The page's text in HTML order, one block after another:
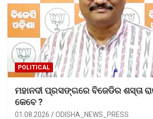
POLITICAL
ମହାନଦୀ ପ୍ରସଙ୍ଗରେ ବିଜେଡିର ଶସ୍ତା
କେବେ ?
01.08.2026 ODISHA_NEWS_PRESS